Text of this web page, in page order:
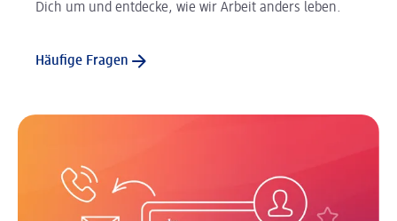
Dich um und entdecke, wie wir Arbeit anders leben.
Häufige Fragen